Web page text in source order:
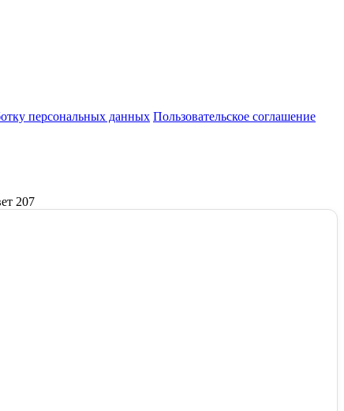
персональных данных Пользовательское соглашение
207